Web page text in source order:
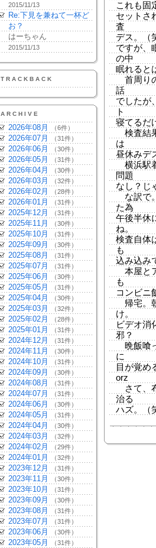
2015/11/13
Re:下見を兼ねて一杯ど
お？
はーちゃん
2015/11/13
TRACKBACK
ARCHIVE
2026年08月 （6件）
2026年07月 （31件）
2026年06月 （30件）
2026年05月 （31件）
2026年04月 （30件）
2026年03月 （32件）
2026年02月 （28件）
2026年01月 （31件）
2025年12月 （31件）
2025年11月 （30件）
2025年10月 （31件）
2025年09月 （30件）
2025年08月 （31件）
2025年07月 （31件）
2025年06月 （30件）
2025年05月 （31件）
2025年04月 （30件）
2025年03月 （32件）
2025年02月 （28件）
2025年01月 （31件）
2024年12月 （31件）
2024年11月 （30件）
2024年10月 （31件）
2024年09月 （30件）
2024年08月 （31件）
2024年07月 （31件）
2024年06月 （30件）
2024年05月 （31件）
2024年04月 （30件）
2024年03月 （32件）
2024年02月 （29件）
2024年01月 （32件）
2023年12月 （31件）
2023年11月 （30件）
2023年10月 （31件）
2023年09月 （30件）
2023年08月 （31件）
2023年07月 （31件）
2023年06月 （30件）
2023年05月 （31件）
これも固
セットさ
査
デス。（
ですが、
の中
眠れると
首周り
話
でしたが
ト
寝てるだ
検査結
は
昼休みデ
横浜駅
問題
なし？じ
な訳で
た為
午後半休
ね。
検査自体
も
込み込み
本屋と
も
コンビニ
帰宅。
け。
ビデオ消
邪？
晩飯喰
に
目が覚め
orz
さて、
治る
ハズ。（